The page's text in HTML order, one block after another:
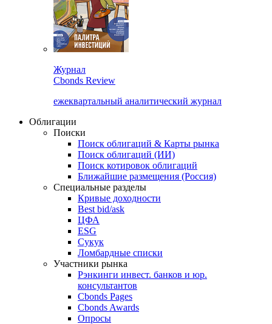
Журнал
Cbonds Review
ежеквартальный аналитический журнал
Облигации
Поиски
Поиск облигаций & Карты рынка
Поиск облигаций (ИИ)
Поиск котировок облигаций
Ближайшие размещения (Россия)
Специальные разделы
Кривые доходности
Best bid/ask
ЦФА
ESG
Сукук
Ломбардные списки
Участники рынка
Рэнкинги инвест. банков и юр.
консультантов
Cbonds Pages
Cbonds Awards
Опросы